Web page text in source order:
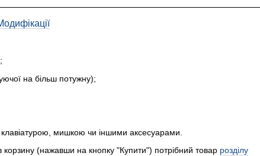
на більш потужну);
мишкою чи іншими аксесуарами.
корзину (нажавши на кнопку "Купити") потрібний товар розділу